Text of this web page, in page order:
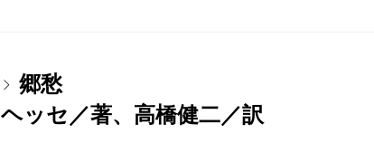
郷愁
ヘッセ／著、高橋健二／訳